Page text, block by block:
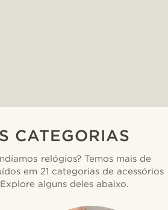
CATEGORIAS
relógios? Temos mais de
em 21 categorias de acessórios
alguns deles abaixo.